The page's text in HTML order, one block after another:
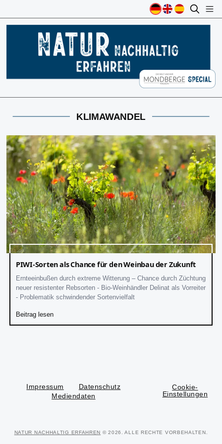
KLIMAWANDEL
PIWI-Sorten als Chance für den Weinbau der Zukunft
Ernteeinbußen durch extreme Witterung – Chance durch Züchtung
neuer resistenter Rebsorten - Bio-Weinhändler Delinat als Vorreiter
- Problematik schwindender Sortenvielfalt
Beitrag lesen
Impressum
Datenschutz
Mediendaten
Cookie-
Einstellungen
NATUR NACHHALTIG ERFAHREN © 2026. ALLE RECHTE VORBEHALTEN.